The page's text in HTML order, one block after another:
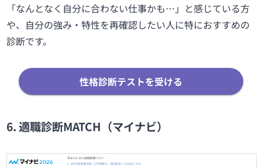
「なんとなく自分に合わない仕事かも…」と感じている方
や、自分の強み・特性を再確認したい人に特におすすめの
診断です。
性格診断テストを受ける
6. 適職診断MATCH（マイナビ）